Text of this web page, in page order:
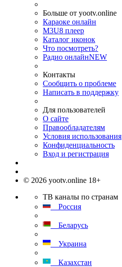
Больше от yootv.online
Караоке онлайн
M3U8 плеер
Каталог иконок
Что посмотреть?
Радио онлайнNEW
Контакты
Сообщить о проблеме
Написать в поддержку
Для пользователей
О сайте
Правообладателям
Условия использования
Конфиденциальность
Вход и регистрация
© 2026 yootv.online 18+
ТВ каналы по странам
Россия
Беларусь
Украина
Казахстан